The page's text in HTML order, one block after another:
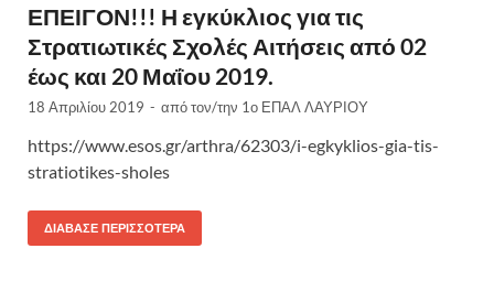
ΕΠΕΙΓΟΝ!!! Η εγκύκλιος για τις
Στρατιωτικές Σχολές Αιτήσεις από 02
έως και 20 Μαΐου 2019.
18 Απριλίου 2019 - από τον/την 1ο ΕΠΑΛ ΛΑΥΡΙΟΥ
https://www.esos.gr/arthra/62303/i-egkyklios-gia-tis-
stratiotikes-sholes
ΔΙΆΒΑΣΕ ΠΕΡΙΣΣΌΤΕΡΑ